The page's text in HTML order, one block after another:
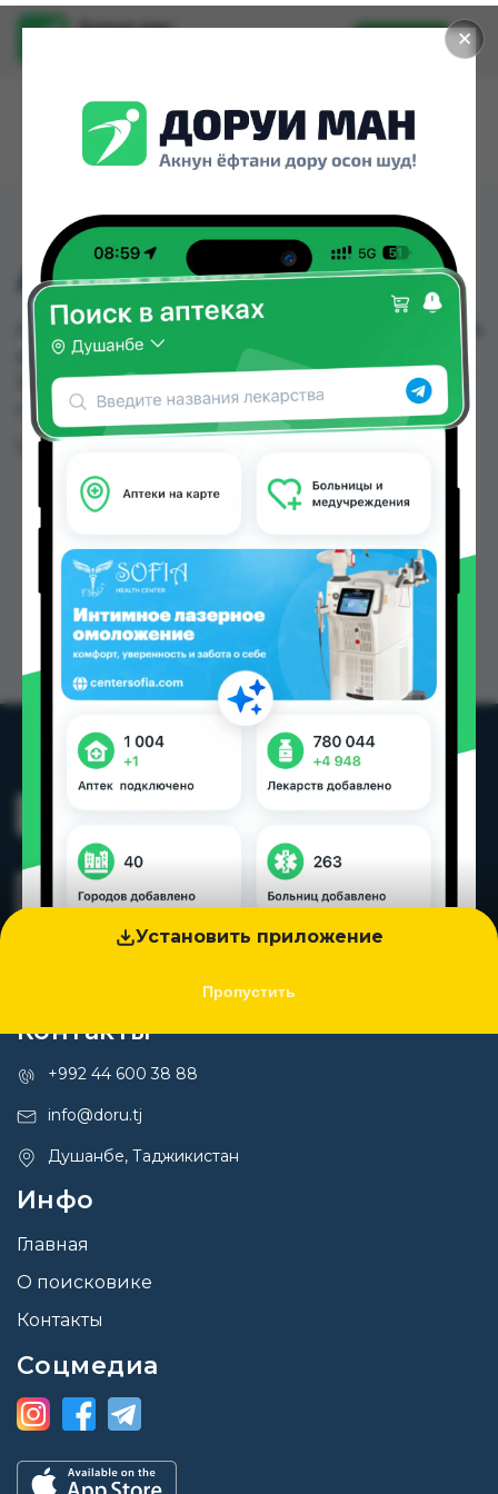
✕
Установить приложение
Пропустить
Доруи ман
Установить
АНИСЕФ-СБ ФЛ №1
АНИСЕФ-СБ ФЛ №1 можно купить или заказать в
аптеках, Арча, Дорухона Гулрухсор по цене от
36.00 TJS до 42.00 TJS в Душанбе и других
городах Таджикистана
Цена: от
36.00 TJS
Контакты
+992 44 600 38 88
info@doru.tj
Душанбе, Таджикистан
Инфо
Главная
О поисковике
Контакты
Соцмедиа